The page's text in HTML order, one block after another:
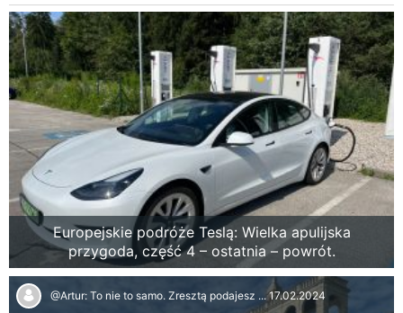
Europejskie podróże Teslą: Wielka apulijska
przygoda, część 4 – ostatnia – powrót.
@Artur: To nie to samo. Zresztą podajesz ...17.02.2024